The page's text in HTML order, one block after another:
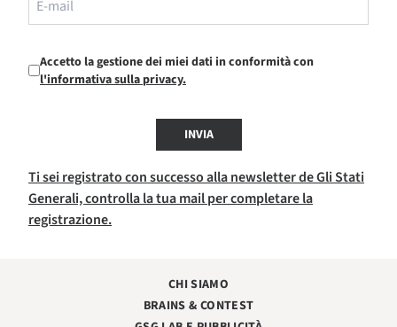
Accetto la gestione dei miei dati in conformità con
l'informativa sulla privacy.
INVIA
Ti sei registrato con successo alla newsletter de Gli Stati
Generali, controlla la tua mail per completare la
registrazione.
CHI SIAMO
BRAINS & CONTEST